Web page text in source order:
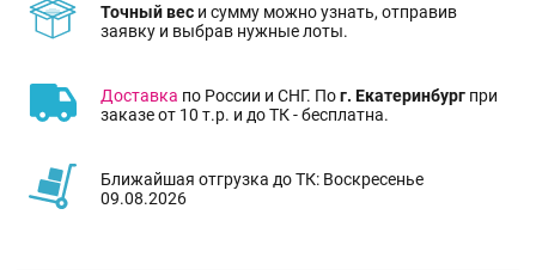
Точный вес и сумму можно узнать, отправив
заявку и выбрав нужные лоты.
Доставка по России и СНГ. Пог. Екатеринбург при
заказе от 10 т.р. и до ТК - бесплатна.
Ближайшая отгрузка до ТК: Воскресенье
09.08.2026